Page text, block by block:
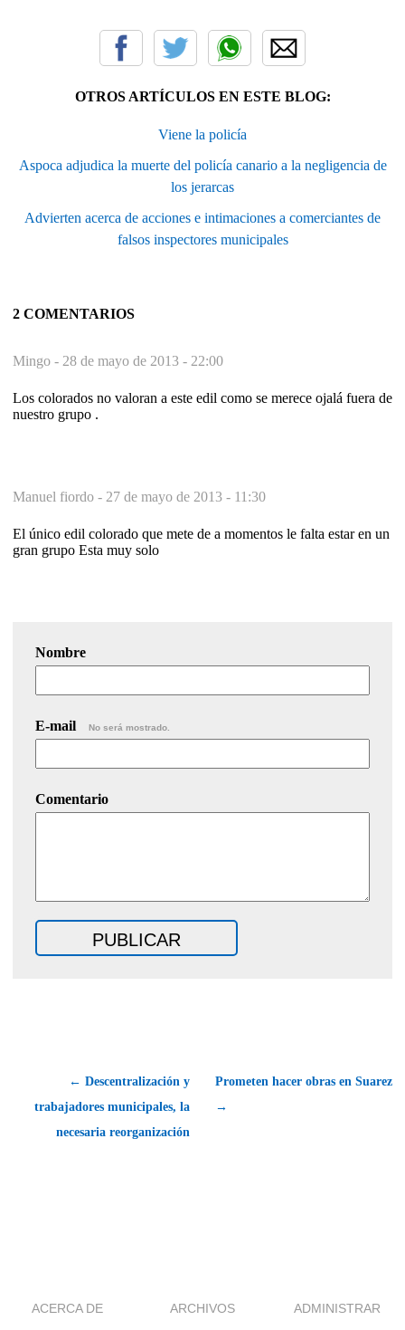
OTROS ARTÍCULOS EN ESTE BLOG:
Viene la policía
Aspoca adjudica la muerte del policía canario a la negligencia de
los jerarcas
Advierten acerca de acciones e intimaciones a comerciantes de
falsos inspectores municipales
2 COMENTARIOS
Mingo - 28 de mayo de 2013 - 22:00
Los colorados no valoran a este edil como se merece ojalá fuera de
nuestro grupo .
Manuel fiordo - 27 de mayo de 2013 - 11:30
El único edil colorado que mete de a momentos le falta estar en un
gran grupo Esta muy solo
Nombre
E-mail No será mostrado.
Comentario
← Descentralización y
trabajadores municipales, la
necesaria reorganización
Prometen hacer obras en Suarez
→
ACERCA DE ARCHIVOS ADMINISTRAR